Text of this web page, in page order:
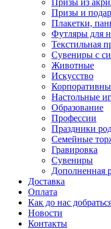
Призы из
Призы и
Плакетки,
Футляры для
Текстильная
Сувениры с
Животные
Искусство
Настольные
Образование
Профессии
Праздники
Семейные
Гравировка
Сувениры
Дополненная
Доставка
Оплата
Как до нас
Новости
Контакты